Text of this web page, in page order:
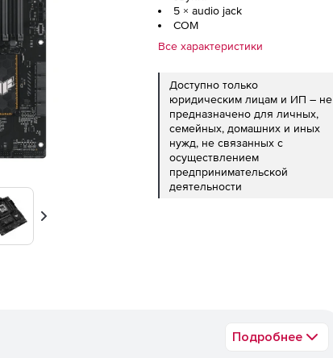
Вперед
5 × audio jack
COM
Все характеристики
Доступно только
юридическим лицам и ИП – не
предназначено для личных,
семейных, домашних и иных
нужд, не связанных с
осуществлением
предпринимательской
деятельности
Подробнее